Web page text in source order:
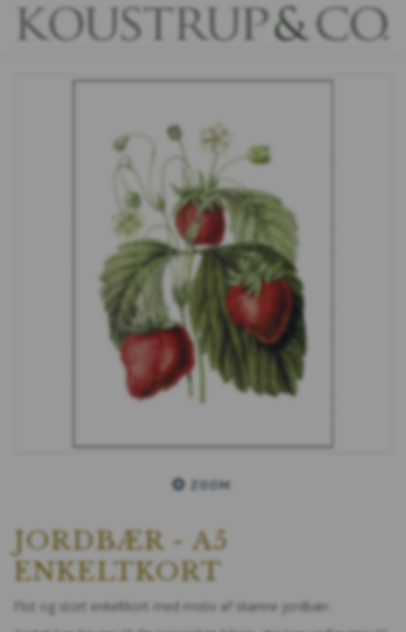
ZOOM
JORDBÆR - A5
ENKELTKORT
Flot og stort enkeltkort med motiv af skønne jordbær.